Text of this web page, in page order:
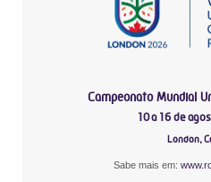
Campeonato Mundial
10 a 16 de
London,
Sabe mais em: